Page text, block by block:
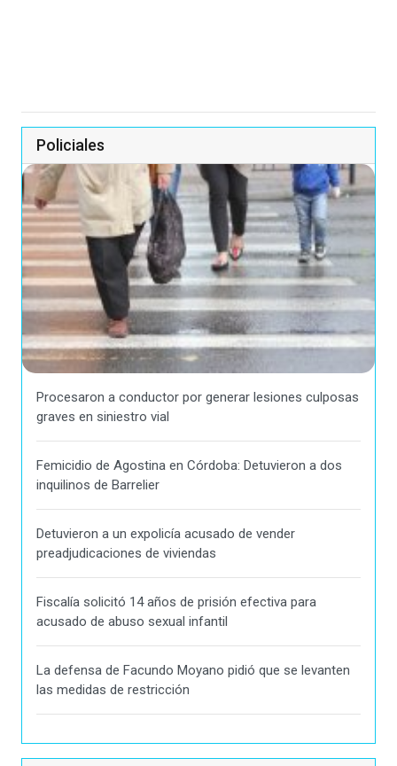
Policiales
Procesaron a conductor por generar lesiones culposas
graves en siniestro vial
Femicidio de Agostina en Córdoba: Detuvieron a dos
inquilinos de Barrelier
Detuvieron a un expolicía acusado de vender
preadjudicaciones de viviendas
Fiscalía solicitó 14 años de prisión efectiva para
acusado de abuso sexual infantil
La defensa de Facundo Moyano pidió que se levanten
las medidas de restricción